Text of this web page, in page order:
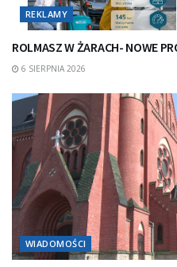
REKLAMY
ROLMASZ W ŻARACH- NOWE
6 SIERPNIA 2026
WIADOMOŚCI